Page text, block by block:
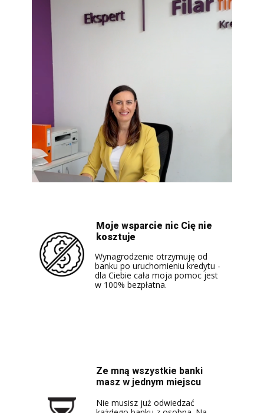
Moje wsparcie nic Cię nie
kosztuje
Wynagrodzenie otrzymuję od
banku po uruchomieniu kredytu -
dla Ciebie cała moja pomoc jest
w 100% bezpłatna.
Ze mną wszystkie banki
masz w jednym miejscu
Nie musisz już odwiedzać